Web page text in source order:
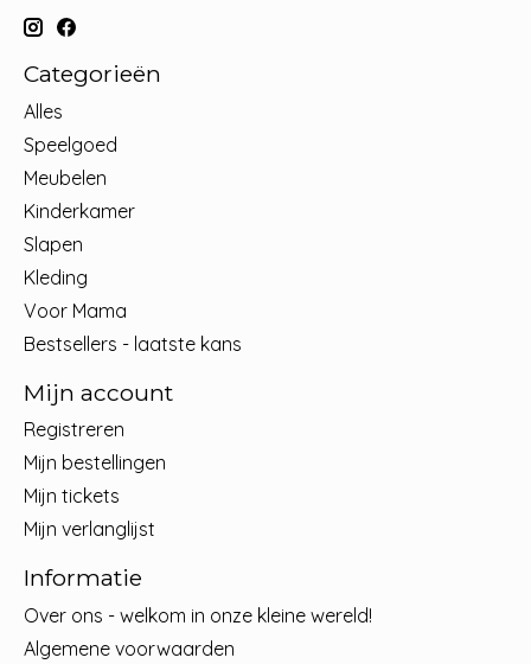
Categorieën
Alles
Speelgoed
Meubelen
Kinderkamer
Slapen
Kleding
Voor Mama
Bestsellers - laatste kans
Mijn account
Registreren
Mijn bestellingen
Mijn tickets
Mijn verlanglijst
Informatie
Over ons - welkom in onze kleine wereld!
Algemene voorwaarden